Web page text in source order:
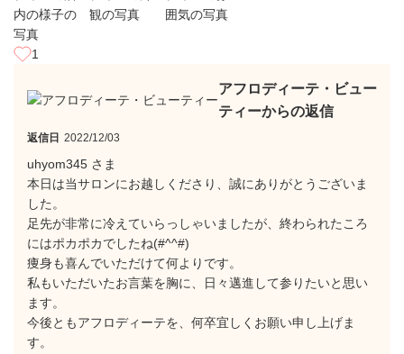
1
アフロディーテ・ビュー
ティーからの返信
返信日 2022/12/03
uhyom345 さま
本日は当サロンにお越しくださり、誠にありがとうございま
した。
足先が非常に冷えていらっしゃいましたが、終わられたころ
にはポカポカでしたね(#^^#)
痩身も喜んでいただけて何よりです。
私もいただいたお言葉を胸に、日々邁進して参りたいと思い
ます。
今後ともアフロディーテを、何卒宜しくお願い申し上げま
す。